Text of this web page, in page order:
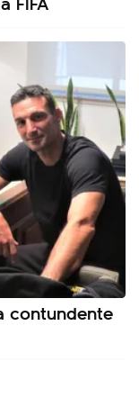
contundente